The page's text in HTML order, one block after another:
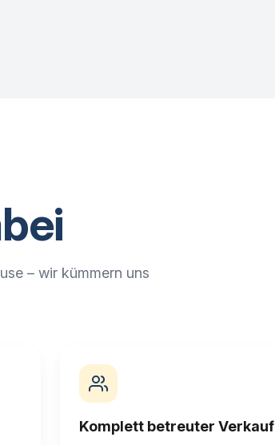
– wir kümmern uns
Komplett betreuter Verkauf